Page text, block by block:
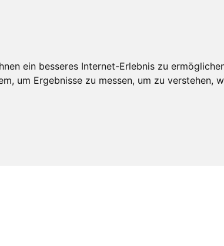
ein besseres Internet-Erlebnis zu
um Ergebnisse zu messen, um zu verstehen,